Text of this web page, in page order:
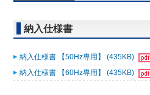
納入仕様書
納入仕様書 【50Hz専用】 (435KB)
納入仕様書 【60Hz専用】 (435KB)